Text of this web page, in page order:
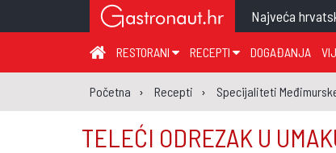
Najveća
RESTORANI
ZAGREB I ZAGREBAČKA ŽUPANIJA
MEĐIMURSKA ŽUPANIJA
KARLOVAČKA ŽUPANIJA
RECEPTI
JUHA
GLAVNO JELO
PRILOG
DOGAĐANJA
Početna Recepti Specijaliteti
TELEĆI ODREZAK U